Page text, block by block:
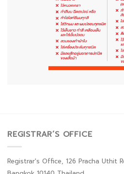
REGISTRAR’S OFFICE
Registrar's Office, 126 Pracha Uthit